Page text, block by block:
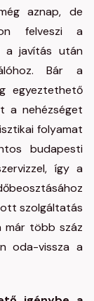
aznap, de
felveszi a
a javítás után
Bár a
egyeztethető
a nehézséget
folyamat
budapesti
így a
szolgáltatás
már több száz
oda-vissza a